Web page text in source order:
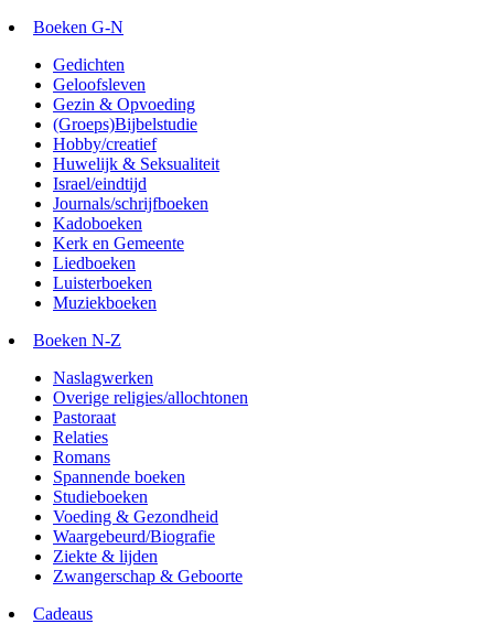
Boeken G-N
Gedichten
Geloofsleven
Gezin & Opvoeding
(Groeps)Bijbelstudie
Hobby/creatief
Huwelijk & Seksualiteit
Israel/eindtijd
Journals/schrijfboeken
Kadoboeken
Kerk en Gemeente
Liedboeken
Luisterboeken
Muziekboeken
Boeken N-Z
Naslagwerken
Overige religies/allochtonen
Pastoraat
Relaties
Romans
Spannende boeken
Studieboeken
Voeding & Gezondheid
Waargebeurd/Biografie
Ziekte & lijden
Zwangerschap & Geboorte
Cadeaus